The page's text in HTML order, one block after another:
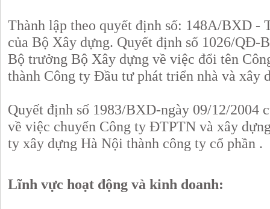
Thành lập theo quyết định số: 148A/BXD -
của Bộ Xây dựng. Quyết định số 1026/QĐ-
Bộ trưởng Bộ Xây dựng về việc đổi tên
thành Công ty Đầu tư phát triển nhà và xây
Quyết định số 1983/BXD-ngày 09/12/2004
về việc chuyển Công ty ĐTPTN và xây
ty xây dựng Hà Nội thành công ty cổ phần .
Lĩnh vực hoạt động và kinh doanh: